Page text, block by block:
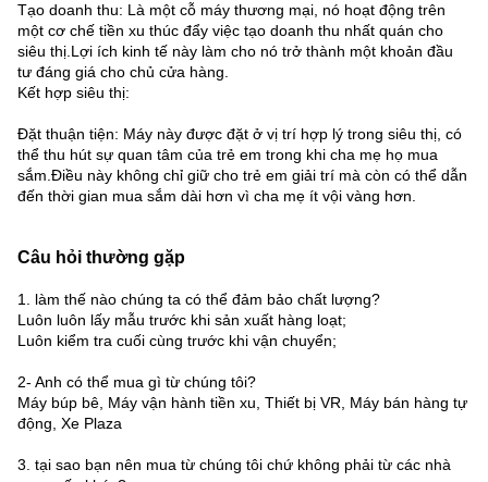
Tạo doanh thu: Là một cỗ máy thương mại, nó hoạt động trên
một cơ chế tiền xu thúc đẩy việc tạo doanh thu nhất quán cho
siêu thị.Lợi ích kinh tế này làm cho nó trở thành một khoản đầu
tư đáng giá cho chủ cửa hàng.
Kết hợp siêu thị:
Đặt thuận tiện: Máy này được đặt ở vị trí hợp lý trong siêu thị, có
thể thu hút sự quan tâm của trẻ em trong khi cha mẹ họ mua
sắm.Điều này không chỉ giữ cho trẻ em giải trí mà còn có thể dẫn
đến thời gian mua sắm dài hơn vì cha mẹ ít vội vàng hơn.
Câu hỏi thường gặp
1. làm thế nào chúng ta có thể đảm bảo chất lượng?
Luôn luôn lấy mẫu trước khi sản xuất hàng loạt;
Luôn kiểm tra cuối cùng trước khi vận chuyển;
2- Anh có thể mua gì từ chúng tôi?
Máy búp bê, Máy vận hành tiền xu, Thiết bị VR, Máy bán hàng tự
động, Xe Plaza
3. tại sao bạn nên mua từ chúng tôi chứ không phải từ các nhà